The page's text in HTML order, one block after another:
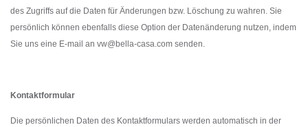
des Zugriffs auf die Daten für Änderungen bzw. Löschung zu wahren. Sie
persönlich können ebenfalls diese Option der Datenänderung nutzen, indem
Sie uns eine E-mail an vw@bella-casa.com senden.
Kontaktformular
Die persönlichen Daten des Kontaktformulars werden automatisch in der